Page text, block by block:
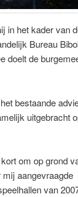
in het kader van
Bureau
doelt de
bestaande
uitgebracht
om op grond
aangevraagde
van